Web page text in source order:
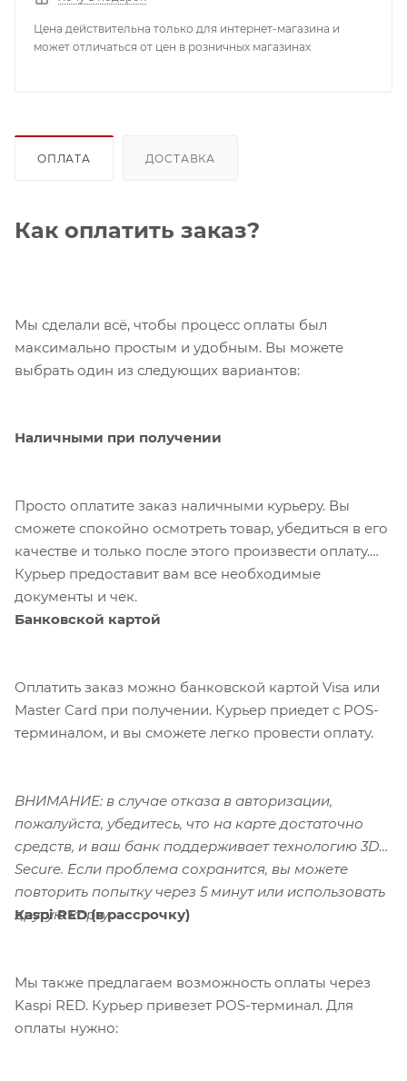
Цена действительна только для интернет-магазина и
может отличаться от цен в розничных магазинах
ОПЛАТА ДОСТАВКА
Как оплатить заказ?
Мы сделали всё, чтобы процесс оплаты был
максимально простым и удобным. Вы можете
выбрать один из следующих вариантов:
Наличными при получении
Просто оплатите заказ наличными курьеру. Вы
сможете спокойно осмотреть товар, убедиться в его
качестве и только после этого произвести оплату.
Курьер предоставит вам все необходимые
документы и чек.
Банковской картой
Оплатить заказ можно банковской картой Visa или
Master Card при получении. Курьер приедет с POS-
терминалом, и вы сможете легко провести оплату.
ВНИМАНИЕ: в случае отказа в авторизации,
пожалуйста, убедитесь, что на карте достаточно
средств, и ваш банк поддерживает технологию 3D-
Secure. Если проблема сохранится, вы можете
повторить попытку через 5 минут или использовать
другую карту.
Kaspi RED (в рассрочку)
Мы также предлагаем возможность оплаты через
Kaspi RED. Курьер привезет POS-терминал. Для
оплаты нужно: